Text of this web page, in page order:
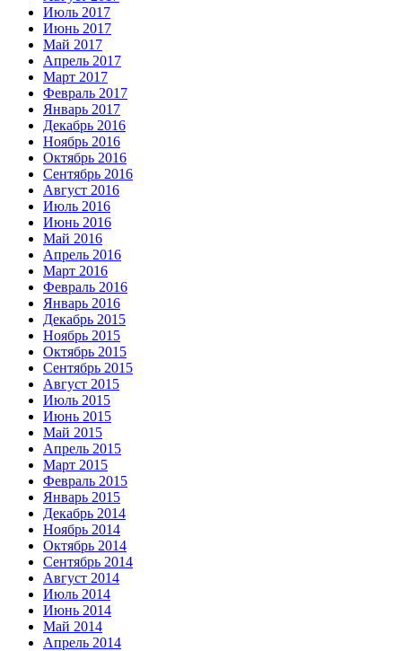
Июль 2017
Июнь 2017
Май 2017
Апрель 2017
Март 2017
Февраль 2017
Январь 2017
Декабрь 2016
Ноябрь 2016
Октябрь 2016
Сентябрь 2016
Август 2016
Июль 2016
Июнь 2016
Май 2016
Апрель 2016
Март 2016
Февраль 2016
Январь 2016
Декабрь 2015
Ноябрь 2015
Октябрь 2015
Сентябрь 2015
Август 2015
Июль 2015
Июнь 2015
Май 2015
Апрель 2015
Март 2015
Февраль 2015
Январь 2015
Декабрь 2014
Ноябрь 2014
Октябрь 2014
Сентябрь 2014
Август 2014
Июль 2014
Июнь 2014
Май 2014
Апрель 2014